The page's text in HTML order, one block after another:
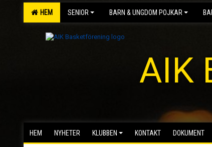
HEM SENIOR BARN & UNGDOM POJKAR
AIK
HEM NYHETER KLUBBEN KONTAKT DOKUMENT